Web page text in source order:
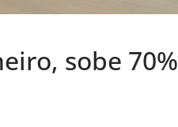
sobe 70%